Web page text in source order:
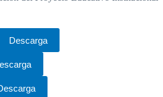
Descarga